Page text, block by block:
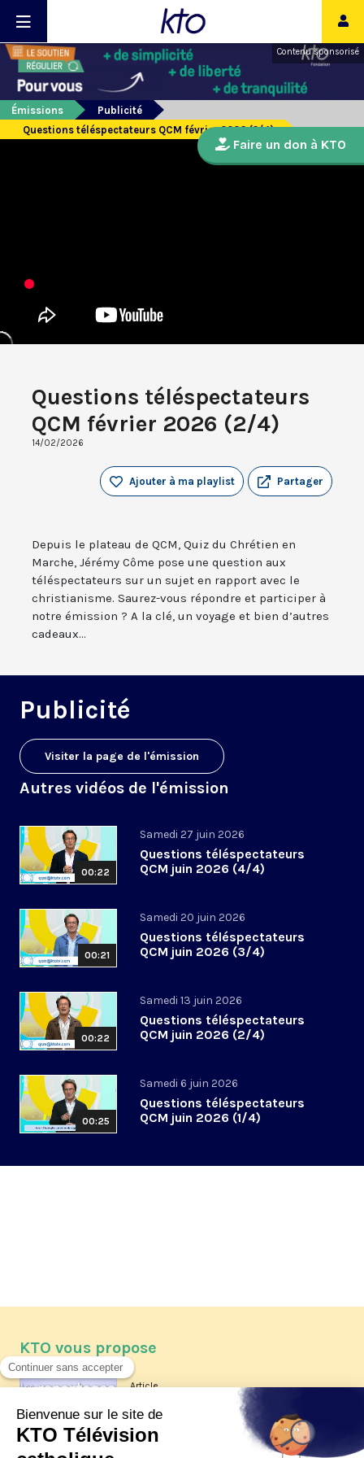
Contenu sponsorisé
Émissions
Publicité
Questions téléspectateurs QCM février 2026 (2/4)
Questions téléspectateurs
QCM février 2026 (2/4)
14/02/2026
Partager
Ajouter à ma playlist
Depuis le plateau de QCM, Quiz du Chrétien en
Marche, Jérémy Côme pose une question aux
téléspectateurs sur un sujet en rapport avec le
christianisme. Saurez-vous répondre et participer à
notre émission ? A la clé, un voyage et bien d’autres
cadeaux...
Publicité
Visiter la page de l'émission
Autres vidéos de l'émission
00:22
Samedi 27 juin 2026
Questions téléspectateurs
QCM juin 2026 (4/4)
00:21
Samedi 20 juin 2026
Questions téléspectateurs
QCM juin 2026 (3/4)
00:22
Samedi 13 juin 2026
Questions téléspectateurs
QCM juin 2026 (2/4)
00:25
Samedi 6 juin 2026
Questions téléspectateurs
QCM juin 2026 (1/4)
Faire un don à KTO
KTO vous propose
Article
Les reportages d'été 2026 de KTO